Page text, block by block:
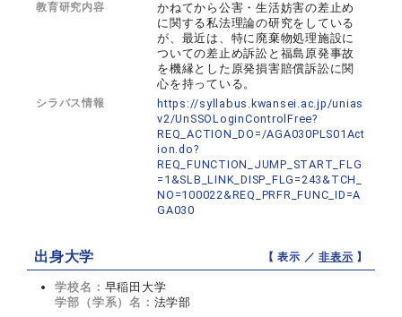
教育研究内容
かねてから公害・生活妨害の差止め
に関する私法理論の研究をしている
が、最近は、特に廃棄物処理施設に
ついての差止め訴訟と福島原発事故
を機縁とした原発損害賠償訴訟に関
心を持っている。
シラバス情報
https://syllabus.kwansei.ac.jp/unias
v2/UnSSOLoginControlFree?
REQ_ACTION_DO=/AGA030PLS01Act
ion.do?
REQ_FUNCTION_JUMP_START_FLG
=1&SLB_LINK_DISP_FLG=243&TCH_
NO=100022&REQ_PRFR_FUNC_ID=A
GA030
出身大学 【 表示 ／非表示 】
学校名： 早稲田大学
学部（学系）名： 法学部